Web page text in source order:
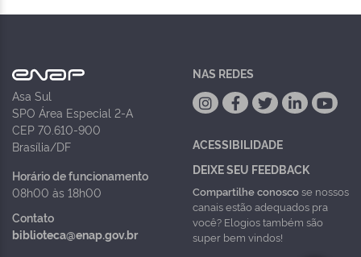
Asa Sul
SPO Área Especial 2-A
CEP 70.610-900
Brasília/DF
Horário de funcionamento
08h00 às 18h00
Contato
biblioteca@enap.gov.br
NAS REDES
ACESSIBILIDADE
DEIXE SEU FEEDBACK
Compartilhe conoscose nossos
canais estão adequados pra
você? Elogios também são
super bem vindos!